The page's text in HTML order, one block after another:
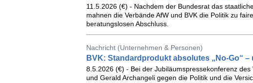
11.5.2026 (€) - Nachdem der Bundesrat das
mahnen die Verbände AfW und BVK die Politik zu
beratungslosen Abschluss.
Nachricht (Unternehmen & Personen)
BVK: Standardprodukt absolutes „No-Go“ –
8.5.2026 (€) - Bei der Jubiläumspressekonferenz
und Gerald Archangeli gegen die Politik und die